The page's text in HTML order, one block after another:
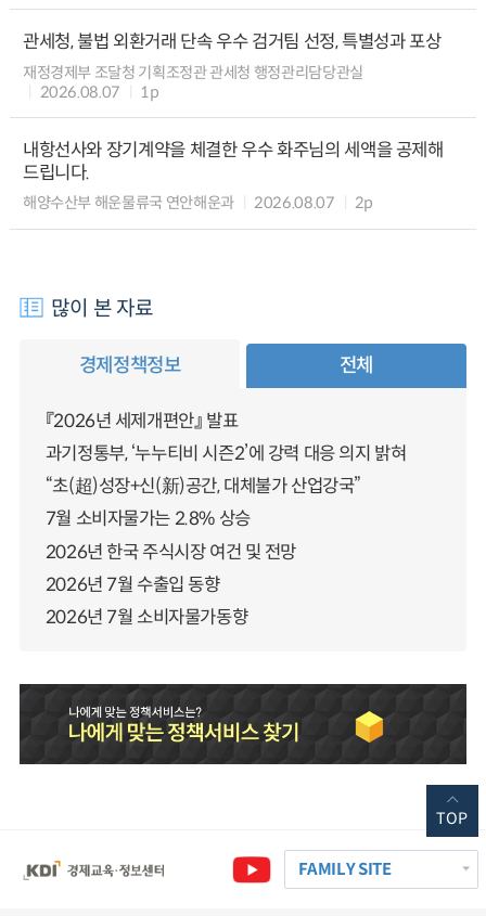
관세청, 불법 외환거래 단속 우수 검거팀 선정, 특별성과 포상
재정경제부 조달청 기획조정관 관세청 행정관리담당관실
2026.08.07
1p
내항선사와 장기계약을 체결한 우수 화주님의 세액을 공제해
드립니다.
해양수산부 해운물류국 연안해운과 2026.08.07 2p
많이 본 자료
경제정책정보 전체
『2026년 세제개편안』 발표
과기정통부, ‘누누티비 시즌2’에 강력 대응 의지 밝혀
“초(超)성장+신(新)공간, 대체불가 산업강국”
7월 소비자물가는 2.8% 상승
2026년 한국 주식시장 여건 및 전망
2026년 7월 수출입 동향
2026년 7월 소비자물가동향
FAMILY SITE
TOP